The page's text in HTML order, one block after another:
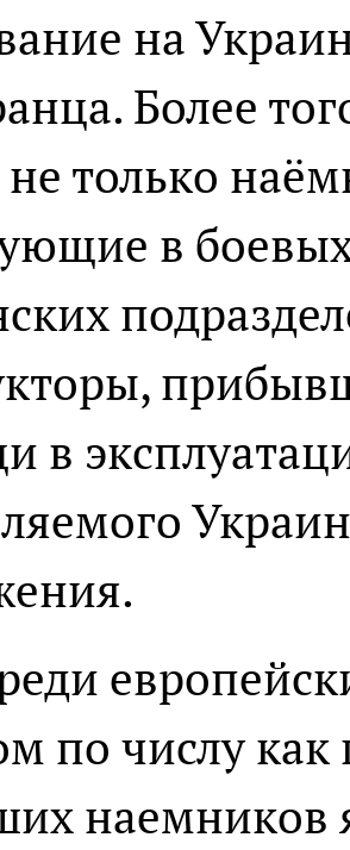
на
Более
не только
в
в
по числу
наемников